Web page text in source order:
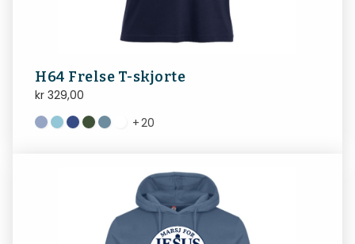
H64 Frelse T-skjorte
kr 329,00
+20